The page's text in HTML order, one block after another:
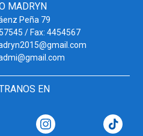
MADRYN
Peña 79
/ Fax: 4454567
EN